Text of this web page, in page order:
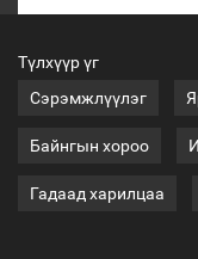
Түлхүүр үг
Сэрэмжлүүлэг
Байнгын хороо
Гадаад харилцаа